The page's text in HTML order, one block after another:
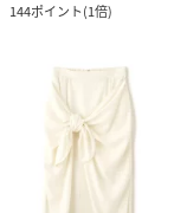
144ポイント(1倍)